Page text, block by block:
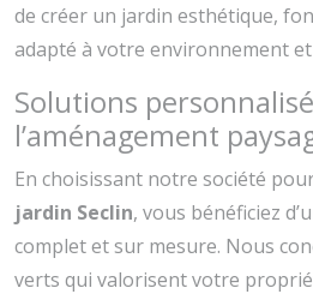
de créer un jardin esthétique,
adapté à votre environnement
Solutions
l’aménagement
En choisissant notre société
jardin Seclin, vous bénéficiez
complet et sur mesure. Nous
verts qui valorisent votre